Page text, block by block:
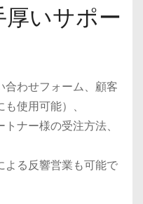
いサポー
わせフォーム、顧客
使用可能）、
ナー様の受注方法、
よる反響営業も可能で